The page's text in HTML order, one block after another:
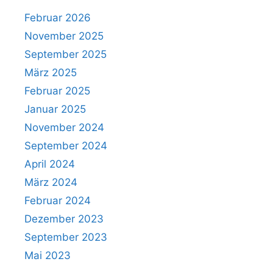
Februar 2026
November 2025
September 2025
März 2025
Februar 2025
Januar 2025
November 2024
September 2024
April 2024
März 2024
Februar 2024
Dezember 2023
September 2023
Mai 2023